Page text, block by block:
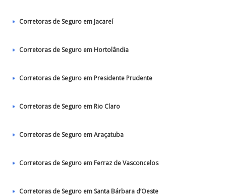
Corretoras de Seguro em Jacareí
Corretoras de Seguro em Hortolândia
Corretoras de Seguro em Presidente Prudente
Corretoras de Seguro em Rio Claro
Corretoras de Seguro em Araçatuba
Corretoras de Seguro em Ferraz de Vasconcelos
Corretoras de Seguro em Santa Bárbara d’Oeste